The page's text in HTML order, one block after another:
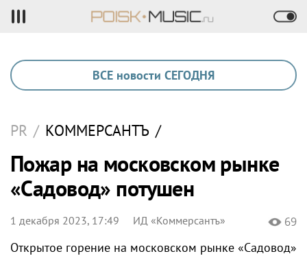
ВСЕ новости СЕГОДНЯ
PR / КОММЕРСАНТЪ /
Пожар на московском рынке
«Садовод» потушен
1 декабря 2023, 17:49 ИД «Коммерсантъ» 69
Открытое горение на московском рынке «Садовод»